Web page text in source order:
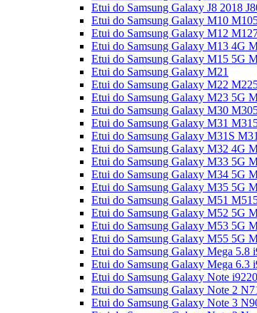
Etui do Samsung Galaxy J8 2018
Etui do Samsung Galaxy M10
Etui do Samsung Galaxy M12
Etui do Samsung Galaxy M13 4G
Etui do Samsung Galaxy M15 5G
Etui do Samsung Galaxy M21
Etui do Samsung Galaxy M22
Etui do Samsung Galaxy M23 5G
Etui do Samsung Galaxy M30
Etui do Samsung Galaxy M31
Etui do Samsung Galaxy M31S
Etui do Samsung Galaxy M32 4G
Etui do Samsung Galaxy M33 5G
Etui do Samsung Galaxy M34 5G
Etui do Samsung Galaxy M35 5G
Etui do Samsung Galaxy M51
Etui do Samsung Galaxy M52 5G
Etui do Samsung Galaxy M53 5G
Etui do Samsung Galaxy M55 5G
Etui do Samsung Galaxy Mega 5.8
Etui do Samsung Galaxy Mega 6.3
Etui do Samsung Galaxy Note
Etui do Samsung Galaxy Note 2
Etui do Samsung Galaxy Note 3